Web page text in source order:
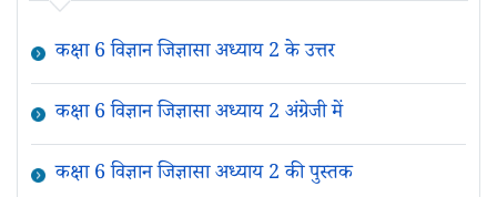
कक्षा 6 विज्ञान जिज्ञासा अध्‍याय 2 के उत्तर
कक्षा 6 विज्ञान जिज्ञासा अध्‍याय 2 अंग्रेजी में
कक्षा 6 विज्ञान जिज्ञासा अध्‍याय 2 की पुस्तक